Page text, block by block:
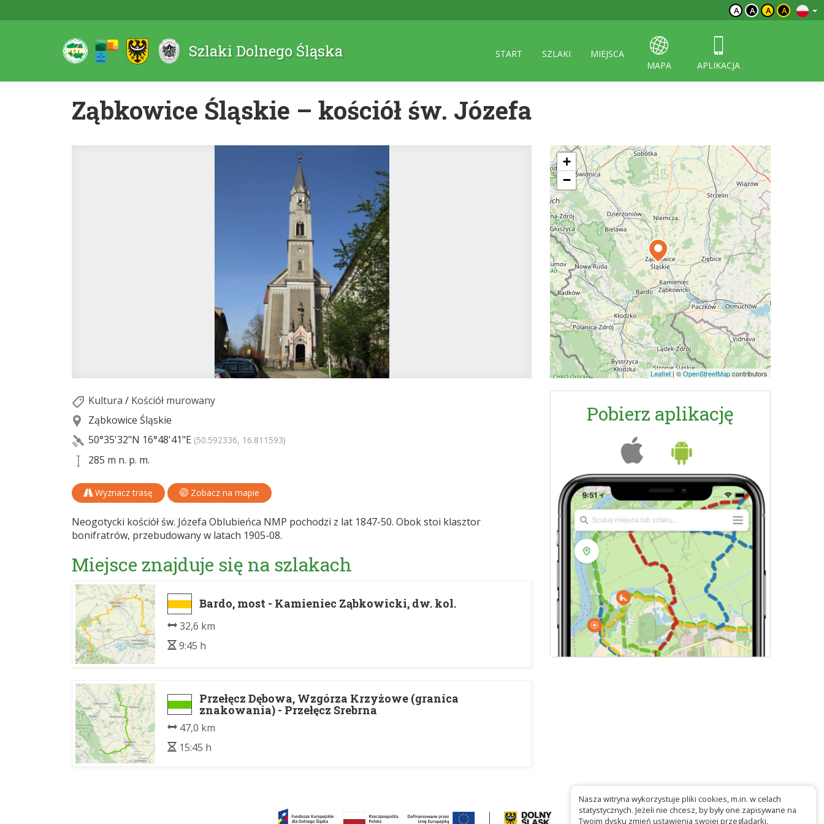
A A A A
Szlaki Dolnego Śląska START SZLAKI
MIEJSCA
MAPA
APLIKACJA
Ząbkowice Śląskie – kościół św. Józefa
Kultura / Kościół murowany
Ząbkowice Śląskie
50°35'32"N 16°48'41"E (50.592336, 16.811593)
285 m n. p. m.
Wyznacz trasę Zobacz na mapie
Neogotycki kościół św. Józefa Oblubieńca NMP pochodzi z lat 1847-50. Obok stoi klasztor
bonifratrów, przebudowany w latach 1905-08.
Miejsce znajduje się na szlakach
Bardo, most - Kamieniec Ząbkowicki, dw. kol.
32,6 km
9:45 h
Przełęcz Dębowa, Wzgórza Krzyżowe (granica
znakowania) - Przełęcz Srebrna
47,0 km
15:45 h
+
−
Leaflet|©OpenStreetMapcontributors
Pobierz aplikację
Nasza witryna wykorzystuje pliki cookies, m.in. w celach
statystycznych. Jeżeli nie chcesz, by były one zapisywane na
Twoim dysku zmień ustawienia swojej przeglądarki.